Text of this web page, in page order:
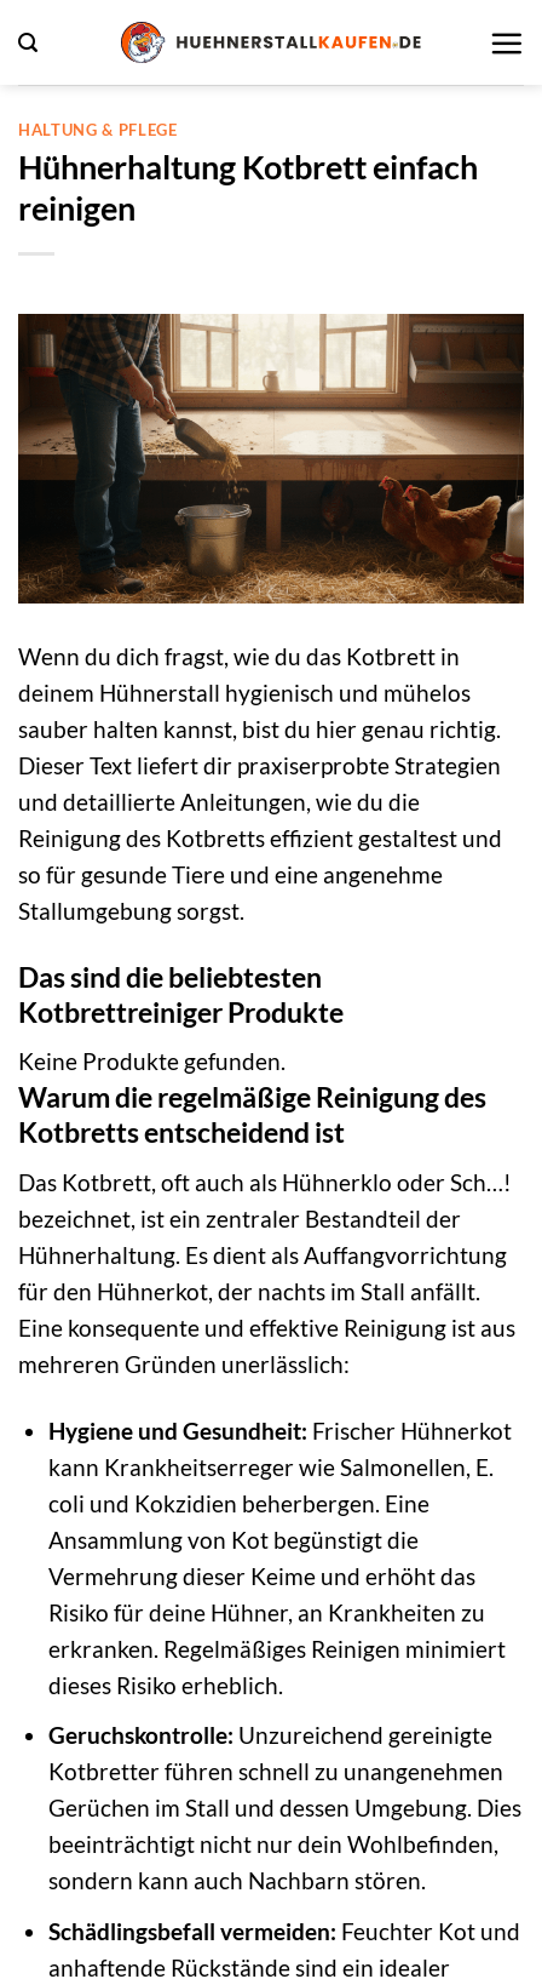
Inhalt
springen
HALTUNG & PFLEGE
Hühnerhaltung Kotbrett einfach
reinigen
Wenn du dich fragst, wie du das Kotbrett in
deinem Hühnerstall hygienisch und mühelos
sauber halten kannst, bist du hier genau richtig.
Dieser Text liefert dir praxiserprobte Strategien
und detaillierte Anleitungen, wie du die
Reinigung des Kotbretts effizient gestaltest und
so für gesunde Tiere und eine angenehme
Stallumgebung sorgst.
Das sind die beliebtesten
Kotbrettreiniger Produkte
Keine Produkte gefunden.
Warum die regelmäßige Reinigung des
Kotbretts entscheidend ist
Das Kotbrett, oft auch als Hühnerklo oder Sch…!
bezeichnet, ist ein zentraler Bestandteil der
Hühnerhaltung. Es dient als Auffangvorrichtung
für den Hühnerkot, der nachts im Stall anfällt.
Eine konsequente und effektive Reinigung ist aus
mehreren Gründen unerlässlich:
Hygiene und Gesundheit: Frischer Hühnerkot
kann Krankheitserreger wie Salmonellen, E.
coli und Kokzidien beherbergen. Eine
Ansammlung von Kot begünstigt die
Vermehrung dieser Keime und erhöht das
Risiko für deine Hühner, an Krankheiten zu
erkranken. Regelmäßiges Reinigen minimiert
dieses Risiko erheblich.
Geruchskontrolle: Unzureichend gereinigte
Kotbretter führen schnell zu unangenehmen
Gerüchen im Stall und dessen Umgebung. Dies
beeinträchtigt nicht nur dein Wohlbefinden,
sondern kann auch Nachbarn stören.
Schädlingsbefall vermeiden: Feuchter Kot und
anhaftende Rückstände sind ein idealer